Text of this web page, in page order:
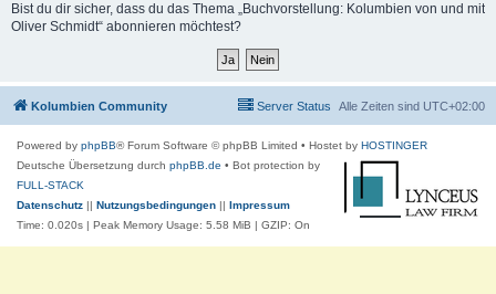
Bist du dir sicher, dass du das Thema „Buchvorstellung: Kolumbien von und mit
Oliver Schmidt“ abonnieren möchtest?
Kolumbien Community Alle Zeiten sind UTC+02:00
Server Status
Powered by phpBB® Forum Software © phpBB Limited • Hostet by HOSTINGER
Deutsche Übersetzung durch phpBB.de • Bot protection by
FULL-STACK
Datenschutz
Nutzungsbedingungen
Impressum
Time: 0.020s | Peak Memory Usage: 5.58 MiB | GZIP: On